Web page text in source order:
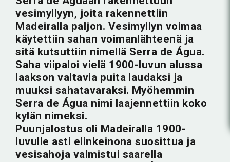
vesimyllyyn, joita rakennettiin
Madeiralla paljon. Vesimyllyn voimaa
käytettiin sahan voimanlähteenä ja
sitä kutsuttiin nimellä Serra de Água.
Saha viipaloi vielä 1900-luvun alussa
laakson valtavia puita laudaksi ja
muuksi sahatavaraksi. Myöhemmin
Serra de Água nimi laajennettiin koko
kylän nimeksi.
Puunjalostus oli Madeiralla 1900-
luvulle asti elinkeinona suosittua ja
vesisahoja valmistui saarella